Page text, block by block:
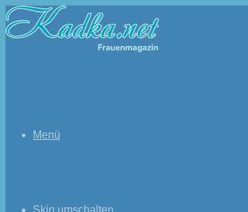
Menü
Skin umschalten